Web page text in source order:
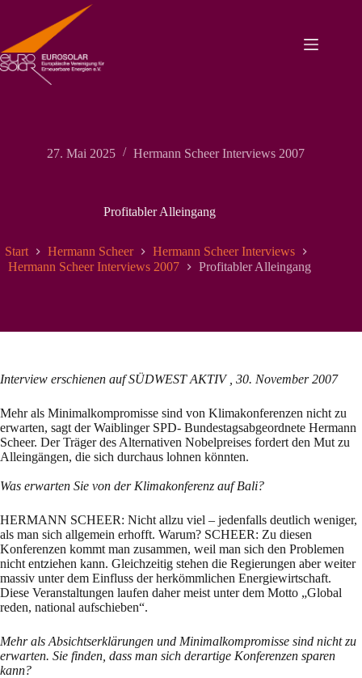
springen
27. Mai 2025 Hermann Scheer Interviews 2007
Profitabler Alleingang
Start Hermann Scheer
Hermann Scheer Interviews
Hermann Scheer Interviews 2007
Profitabler Alleingang
Interview erschienen auf SÜDWEST AKTIV , 30. November 2007
Mehr als Minimalkompromisse sind von Klimakonferenzen nicht zu
erwarten, sagt der Waiblinger SPD- Bundestagsabgeordnete Hermann
Scheer. Der Träger des Alternativen Nobelpreises fordert den Mut zu
Alleingängen, die sich durchaus lohnen könnten.
Was erwarten Sie von der Klimakonferenz auf Bali?
HERMANN SCHEER: Nicht allzu viel – jedenfalls deutlich weniger,
als man sich allgemein erhofft. Warum? SCHEER: Zu diesen
Konferenzen kommt man zusammen, weil man sich den Problemen
nicht entziehen kann. Gleichzeitig stehen die Regierungen aber weiter
massiv unter dem Einfluss der herkömmlichen Energiewirtschaft.
Diese Veranstaltungen laufen daher meist unter dem Motto „Global
reden, national aufschieben“.
Mehr als Absichtserklärungen und Minimalkompromisse sind nicht zu
erwarten. Sie finden, dass man sich derartige Konferenzen sparen
kann?